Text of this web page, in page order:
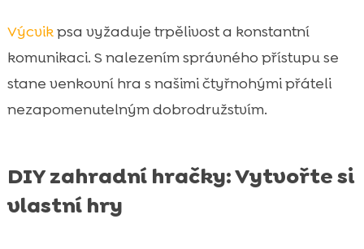
Výcvikpsa vyžaduje trpělivost a konstantní
komunikaci. S nalezením správného přístupu se
stane venkovní hra s našimi čtyřnohými přáteli
nezapomenutelným dobrodružstvím.
DIY zahradní hračky: Vytvořte si
vlastní hry